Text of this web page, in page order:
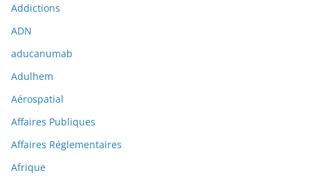
Addictions
ADN
aducanumab
Adulhem
Aérospatial
Affaires Publiques
Affaires Réglementaires
Afrique